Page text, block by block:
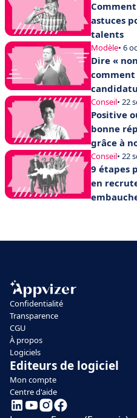
astuces
talents
Modèle• 6
Dire «
Conseil• 22
Positive
bonne
grâce à
Conseil• 22
9 étapes
en
Confidentialité
Transparence
CGU
À propos
Logiciels
Editeurs de logiciel
Mon compte
Centre d'aide